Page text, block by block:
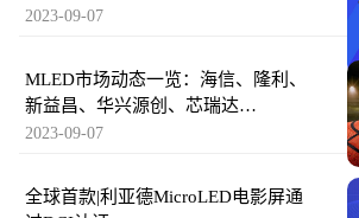
2023-09-07
MLED市场动态一览：海信、隆利、
新益昌、华兴源创、芯瑞达…
2023-09-07
全球首款|利亚德MicroLED电影屏通